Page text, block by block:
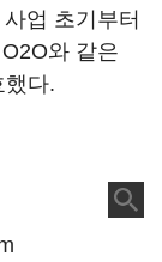
업 초기부터
와 같은
했다.